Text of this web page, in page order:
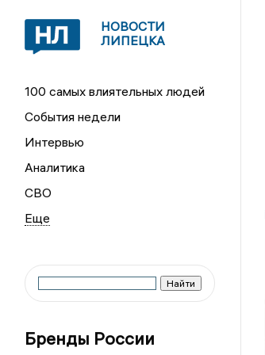
НОВОСТИ
ЛИПЕЦКА
100 самых влиятельных людей
События недели
Интервью
Аналитика
СВО
Бренды России